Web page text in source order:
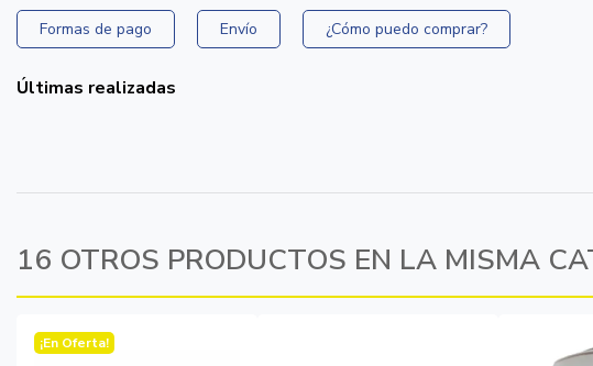
Formas de pago Envío ¿Cómo puedo comprar?
Últimas realizadas
16 OTROS PRODUCTOS EN LA MISMA
¡En Oferta!